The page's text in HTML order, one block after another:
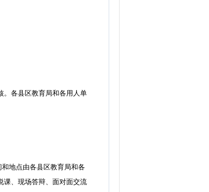
各县区教育局和各用人单
地点由各县区教育局和各
课、现场答辩、面对面交流